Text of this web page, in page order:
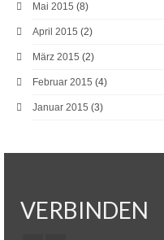
Mai 2015 (8)
April 2015 (2)
März 2015 (2)
Februar 2015 (4)
Januar 2015 (3)
VERBINDEN